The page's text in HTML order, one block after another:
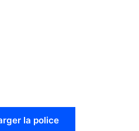
la police